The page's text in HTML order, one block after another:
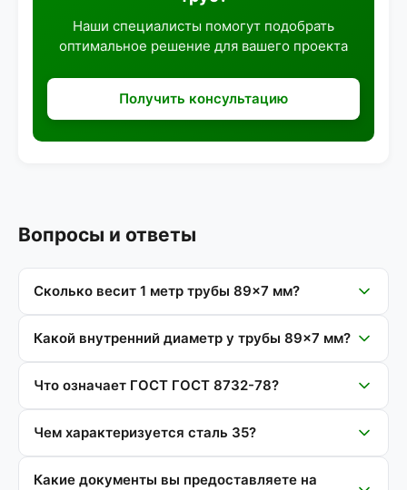
Наши специалисты помогут подобрать
оптимальное решение для вашего проекта
Получить консультацию
Вопросы и ответы
Сколько весит 1 метр трубы 89×7 мм?
Какой внутренний диаметр у трубы 89×7 мм?
Что означает ГОСТ ГОСТ 8732-78?
Чем характеризуется сталь 35?
Какие документы вы предоставляете на